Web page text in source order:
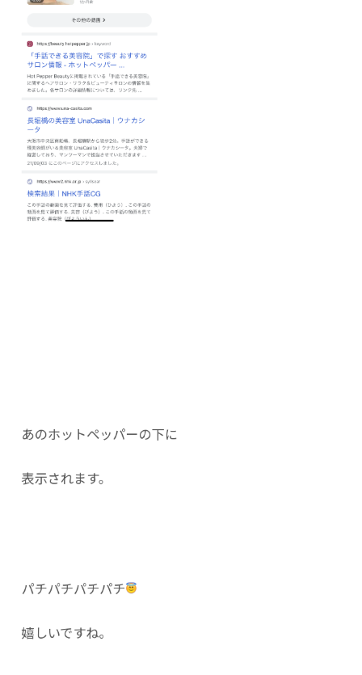
あのホットペッパーの下に
表示されます。
パチパチパチパチ
嬉しいですね。